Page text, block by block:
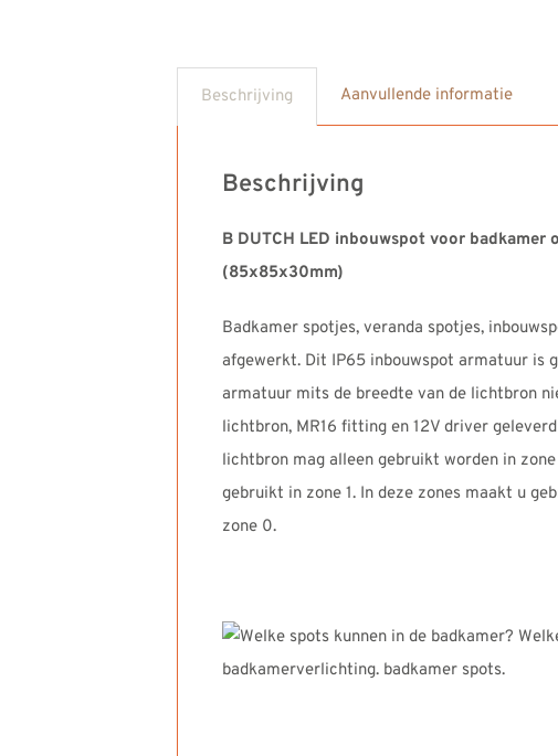
Beschrijving Aanvullende informatie
Beschrijving
B DUTCH LED inbouwspot voor
(85x85x30mm)
Badkamer spotjes, veranda spotjes,
afgewerkt. Dit IP65 inbouwspot armatuur is
armatuur mits de breedte van de lichtbron
lichtbron, MR16 fitting en 12V driver
lichtbron mag alleen gebruikt worden in
gebruikt in zone 1. In deze zones maakt u
zone 0.